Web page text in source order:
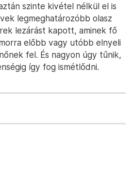
szinte kivétel nélkül el is
legmeghatározóbb olasz
lezárást kapott, aminek fő
előbb vagy utóbb elnyeli
fel. És nagyon úgy tűnik,
így fog ismétlődni.